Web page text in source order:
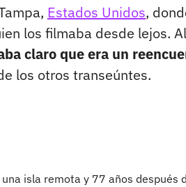
Estados Unidos,
los filmaba desde lejos.
claro que era un
los otros transeúntes.
isla remota y 77 años después